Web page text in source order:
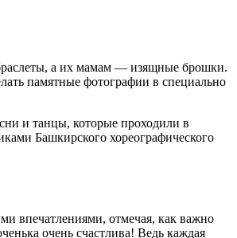
а их мамам — изящные брошки.
памятные фотографии в специально
и танцы, которые проходили в
Башкирского хореографического
впечатлениями, отмечая, как важно
очень счастлива! Ведь каждая